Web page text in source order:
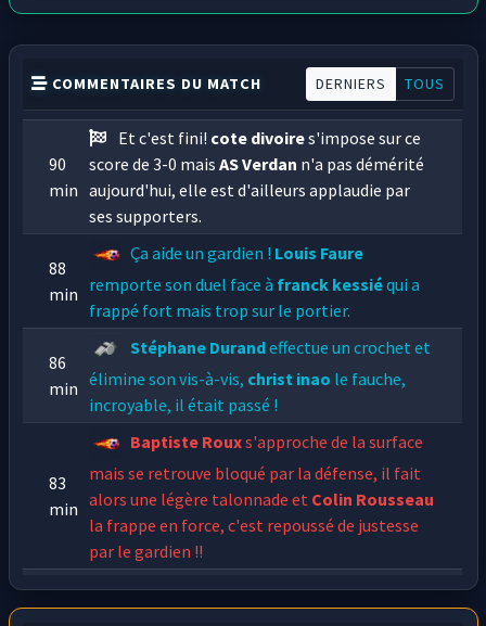
COMMENTAIRES DU MATCH DERNIERS TOUS
90
min
Et c'est fini! cote divoires'impose sur ce
score de 3-0 maisAS Verdan n'a pas démérité
aujourd'hui, elle est d'ailleurs applaudie par
ses supporters.
88
min
Ça aide un gardien ! Louis Faure
remporte son duel face à franck kessiéqui a
frappé fort mais trop sur le portier.
86
min
Stéphane Durandeffectue un crochet et
élimine son vis-à-vis, christ inao le fauche,
incroyable, il était passé !
83
min
Baptiste Rouxs'approche de la surface
mais se retrouve bloqué par la défense, il fait
alors une légère talonnade et Colin Rousseau
la frappe en force, c'est repoussé de justesse
par le gardien !!
80
min
cote divoirefait tourner le ballon,AS Verdan
tente de le récupérer.